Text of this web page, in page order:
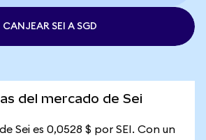
CANJEAR SEI A SGD
del mercado de Sei
Sei es 0,0528 $ por SEI. Con un